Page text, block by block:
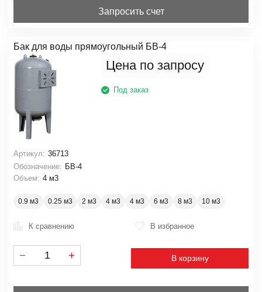
Запросить счет
Бак для воды прямоугольный БВ-4
Цена по запросу
Под заказ
Артикул: 36713
Обозначение: БВ-4
Объем: 4 м3
0.9 м3 0.25 м3 2 м3 4 м3 4 м3 6 м3 8 м3 10 м3
К сравнению В избранное
В корзину